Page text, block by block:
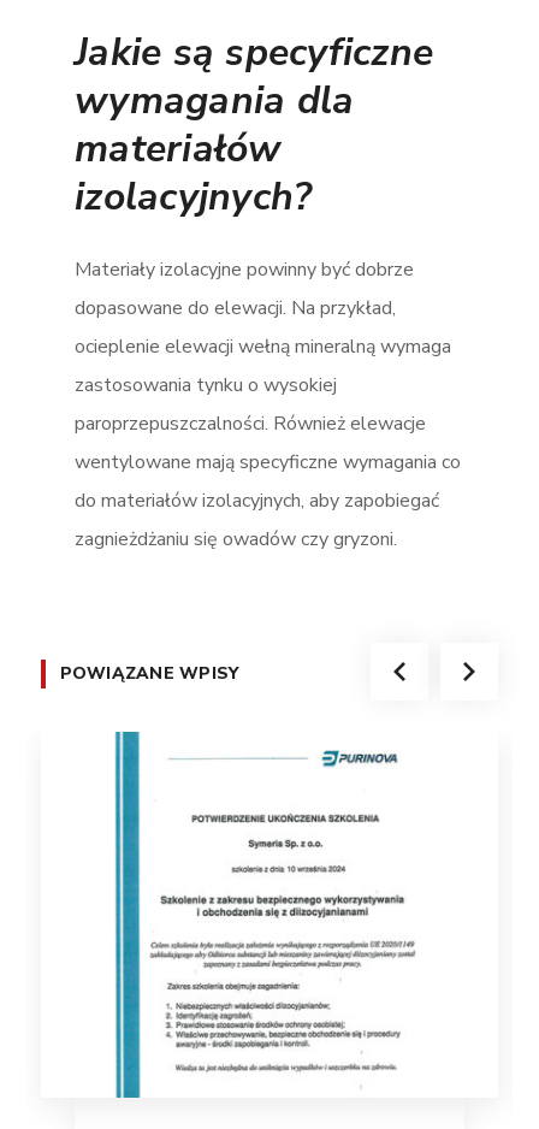
Jakie są specyficzne
wymagania dla
materiałów
izolacyjnych?
Materiały izolacyjne powinny być dobrze
dopasowane do elewacji. Na przykład,
ocieplenie elewacji wełną mineralną wymaga
zastosowania tynku o wysokiej
paroprzepuszczalności. Również elewacje
wentylowane mają specyficzne wymagania co
do materiałów izolacyjnych, aby zapobiegać
zagnieżdżaniu się owadów czy gryzoni​.
POWIĄZANE WPISY